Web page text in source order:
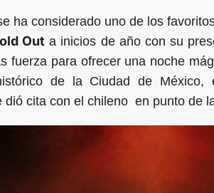
ha considerado uno de los
Out a inicios de año con su
fuerza para ofrecer una noche
de la Ciudad de México,
dió cita con el chileno en punto de